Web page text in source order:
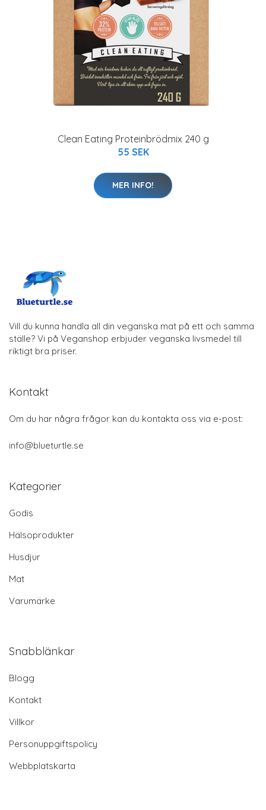
Clean Eating Proteinbrödmix 240 g
55 SEK
MER INFO!
Vill du kunna handla all din veganska mat på ett och samma
ställe? Vi på Veganshop erbjuder veganska livsmedel till
riktigt bra priser.
Kontakt
Om du har några frågor kan du kontakta oss via e-post:
info@blueturtle.se
Kategorier
Godis
Hälsoprodukter
Husdjur
Mat
Varumärke
Snabblänkar
Blogg
Kontakt
Villkor
Personuppgiftspolicy
Webbplatskarta